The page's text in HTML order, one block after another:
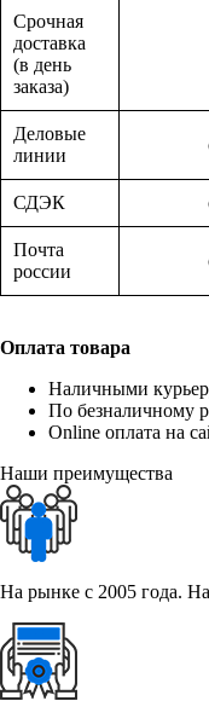
Срочная
доставка
(в день
заказа)
Деловые
линии
СДЭК
Почта
россии
Оплата товара
Наличными
По безналичному
Online оплата на
Наши преимущества
На рынке с 2005 года.